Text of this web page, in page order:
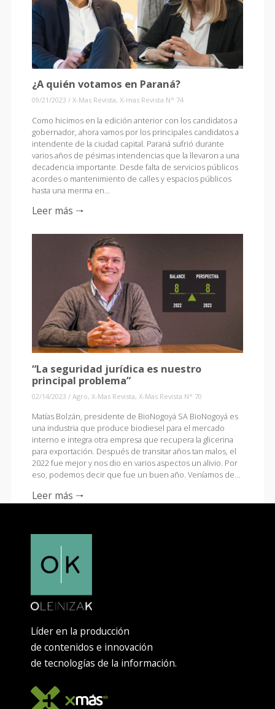
¿A quién votamos en Paraná?
09/21/2023 / X-Mas Revista, X-mas Revista N° 74
Como hicimos en la edición anterior con los candidatos a
gobernador, ahora vamos por los principales candidatos a
intendente de la ciudad capital. Paraná sufrió durante
varios años de pésimas intendencias que la llevaron a una
decadencia importante. Desde falta de servicios públicos
acordes o mantenimiento de calles y espacios públicos
hasta una merma en…
Leer más 🠒
“La seguridad jurídica es nuestro
principal problema”
02/14/2023 / Agro, X-Mas Revista, X-Mas Revista N° 70
Matías Bolzán, presidente de BioNogoyá SA BioNogoyá es
una industria que produce biodiesel para el mercado
interno e integra otra empresa que recupera la glicerina
para exportación. Después de transitar años tan malos, el
2022 fue mejor y nos dio en varios aspectos un alivio. Por
eso, podemos decir que fue un buen año. Veníamos de…
Leer más 🠒
Líder en la producción
de contenidos e innovación
de tecnologías de la información.